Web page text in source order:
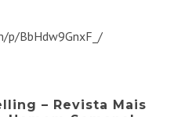
p/BbHdw9GnxF_/
– Revista Mais